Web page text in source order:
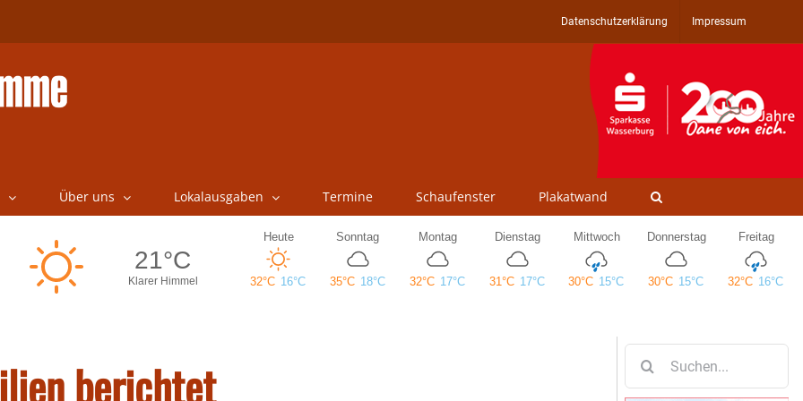
Datenschutzerklärung Impressum
Über uns Lokalausgaben Termine Schaufenster Plakatwand
berichtet
nach: